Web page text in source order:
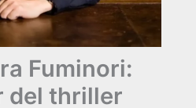
Fuminori:
del thriller